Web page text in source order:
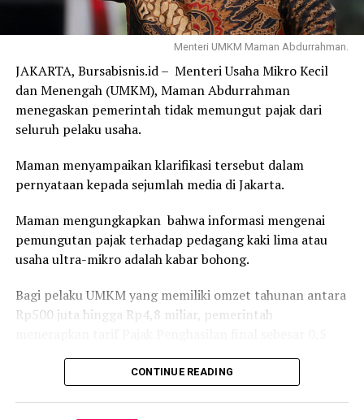
Laporan : Icha
Editor : Tam
Post Views: 2,931
Menteri UMKM Maman Abdurrahman.
JAKARTA, Bursabisnis.id – Menteri Usaha Mikro Kecil
dan Menengah (UMKM), Maman Abdurrahman
menegaskan pemerintah tidak memungut pajak dari
seluruh pelaku usaha.
Maman menyampaikan klarifikasi tersebut dalam
pernyataan kepada sejumlah media di Jakarta.
Maman mengungkapkan bahwa informasi mengenai
pemungutan pajak terhadap pedagang kaki lima atau
usaha ultra-mikro adalah kabar bohong.
Bagi pelaku UMKM yang memiliki omzet tahunan antara
Rp500 juta hingga Rp4,8 miliar, pemerintah
Kebijakan tersebut awalnya berlaku selama tujuh tahun
dan dijadwalkan berakhir pada 2025.
CONTINUE READING